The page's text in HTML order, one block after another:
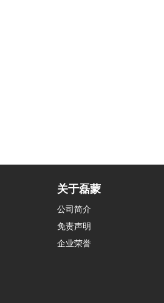
关于磊蒙
公司简介
免责声明
企业荣誉